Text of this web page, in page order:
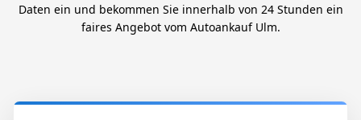
Daten ein und bekommen Sie innerhalb von 24 Stunden ein
faires Angebot vom Autoankauf Ulm.